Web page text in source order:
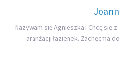
Nazywam się Agnieszka i Chcę się
aranżacji łazienek. Zachęcma